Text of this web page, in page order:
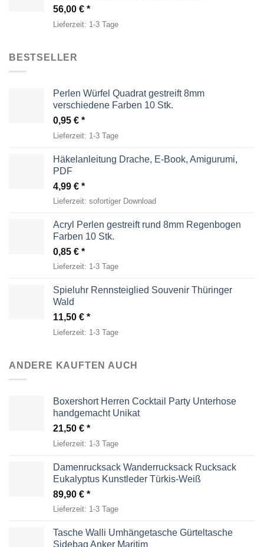
56,00 €
Lieferzeit: 1-3 Tage
BESTSELLER
Perlen Würfel Quadrat gestreift 8mm
verschiedene Farben 10 Stk.
0,95 €
Lieferzeit: 1-3 Tage
Häkelanleitung Drache, E-Book, Amigurumi,
PDF
4,99 €
Lieferzeit: sofortiger Download
Acryl Perlen gestreift rund 8mm Regenbogen
Farben 10 Stk.
0,85 €
Lieferzeit: 1-3 Tage
Spieluhr Rennsteiglied Souvenir Thüringer
Wald
11,50 €
Lieferzeit: 1-3 Tage
ANDERE KAUFTEN AUCH
Boxershort Herren Cocktail Party Unterhose
handgemacht Unikat
21,50 €
Lieferzeit: 1-3 Tage
Damenrucksack Wanderrucksack Rucksack
Eukalyptus Kunstleder Türkis-Weiß
89,90 €
Lieferzeit: 1-3 Tage
Tasche Walli Umhängetasche Gürteltasche
Sidebag Anker Maritim